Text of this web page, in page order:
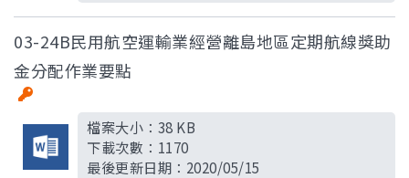
03-24B民用航空運輸業經營離島地區定期航線獎助
金分配作業要點
檔案大小： 38 KB
下載次數： 1170
最後更新日期： 2020/05/15